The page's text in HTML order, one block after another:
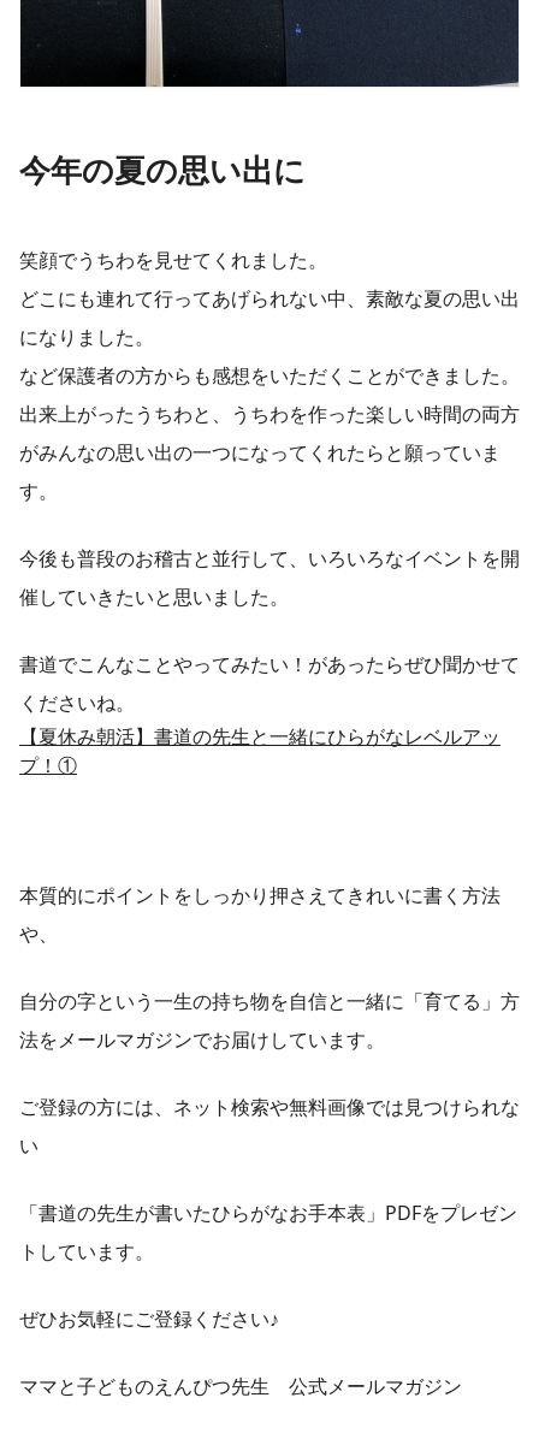
今年の夏の思い出に
笑顔でうちわを見せてくれました。
どこにも連れて行ってあげられない中、素敵な夏の思い出
になりました。
など保護者の方からも感想をいただくことができました。
出来上がったうちわと、うちわを作った楽しい時間の両方
がみんなの思い出の一つになってくれたらと願っていま
す。
今後も普段のお稽古と並行して、いろいろなイベントを開
催していきたいと思いました。
書道でこんなことやってみたい！があったらぜひ聞かせて
くださいね。
【夏休み朝活】書道の先生と一緒にひらがなレベルアッ
プ！①
本質的にポイントをしっかり押さえてきれいに書く方法
や、
自分の字という一生の持ち物を自信と一緒に「育てる」方
法をメールマガジンでお届けしています。
ご登録の方には、ネット検索や無料画像では見つけられな
い
「書道の先生が書いたひらがなお手本表」PDFをプレゼン
トしています。
ぜひお気軽にご登録ください♪
ママと子どものえんぴつ先生 公式メールマガジン